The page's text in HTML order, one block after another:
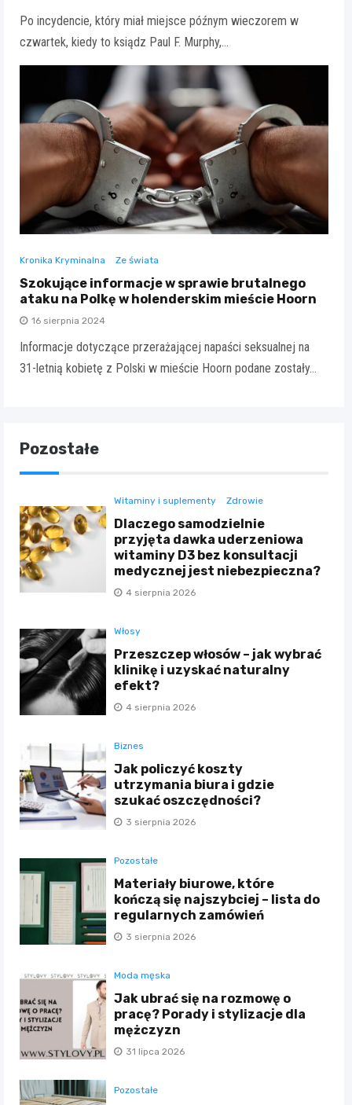
Po incydencie, który miał miejsce późnym wieczorem w
czwartek, kiedy to ksiądz Paul F. Murphy,…
Kronika Kryminalna Ze świata
Szokujące informacje w sprawie brutalnego
ataku na Polkę w holenderskim mieście Hoorn
16 sierpnia 2024
Informacje dotyczące przerażającej napaści seksualnej na
31-letnią kobietę z Polski w mieście Hoorn podane zostały…
Pozostałe
Witaminy i suplementy Zdrowie
Dlaczego samodzielnie
przyjęta dawka uderzeniowa
witaminy D3 bez konsultacji
medycznej jest niebezpieczna?
4 sierpnia 2026
Włosy
Przeszczep włosów – jak wybrać
klinikę i uzyskać naturalny
efekt?
4 sierpnia 2026
Biznes
Jak policzyć koszty
utrzymania biura i gdzie
szukać oszczędności?
3 sierpnia 2026
Pozostałe
Materiały biurowe, które
kończą się najszybciej – lista do
regularnych zamówień
3 sierpnia 2026
Moda męska
Jak ubrać się na rozmowę o
pracę? Porady i stylizacje dla
mężczyzn
31 lipca 2026
Pozostałe